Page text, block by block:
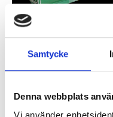
Samtycke
Denna webbplats
Matto t NGB54 4 m
Kirjaudu sisään
hinnan